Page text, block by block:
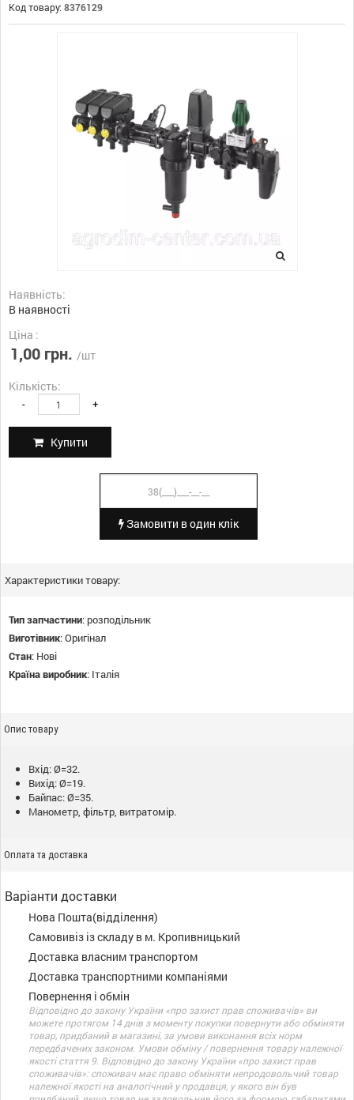
Код товару: 8376129
Наявність:
В наявності
Ціна :
1,00 грн. /шт
Кількість:
- +
Купити
Замовити в один клік
Характеристики товару:
Тип запчастини: розподільник
Виготівник:Оригінал
Стан: Нові
Країна виробник: Італія
Опис товару
Вхід: Ø=32.
Вихід: Ø=19.
Байпас: Ø=35.
Манометр, фільтр, витратомір.
Оплата та доставка
Варіанти доставки
Нова Пошта(відділення)
Самовивіз із складу в м. Кропивницький
Доставка власним транспортом
Доставка транспортними компаніями
Повернення і обмін
Відповідно до закону України «про захист прав споживачів» ви
можете протягом 14 днів з моменту покупки повернути або обміняти
товар, придбаний в магазині, за умови виконання всіх норм
передбачених законом. Умови обміну / повернення товару належної
якості стаття 9. Відповідно до закону України «про захист прав
споживачів»: споживач має право обміняти непродовольчий товар
належної якості на аналогічний у продавця, у якого він був